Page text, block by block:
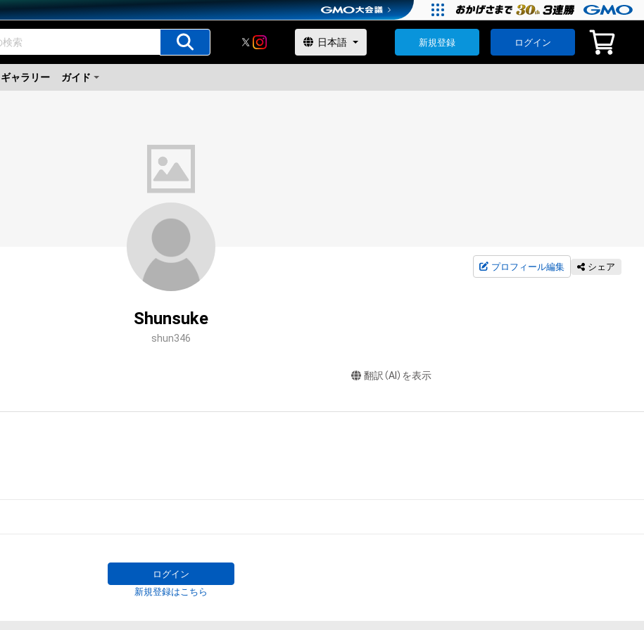
新規登録 ログイン
ギャラリー ガイド
プロフィール編集 シェア
Shunsuke
shun346
翻訳（AI）を表示
ログイン
新規登録はこちら